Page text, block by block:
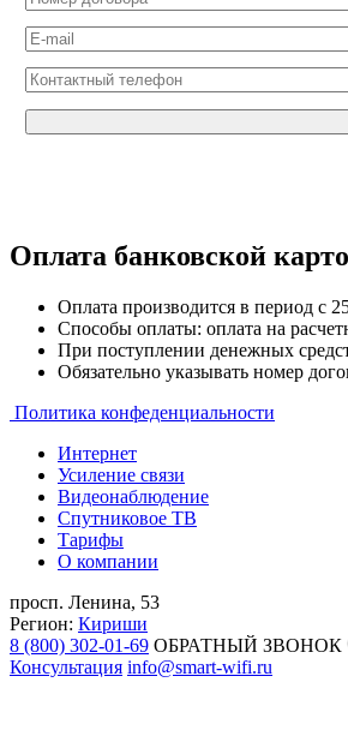
Оплата банковской
Оплата производится в период с
Способы оплаты: оплата на
При поступлении денежных
Обязательно указывать номер
Политика конфеденциальности
Интернет
Усиление связи
Видеонаблюдение
Спутниковое ТВ
Тарифы
О компании
просп. Ленина, 53
Регион: Кириши
8 (800) 302-01-69 ОБРАТНЫЙ ЗВОНОК
Консультация info@smart-wifi.ru